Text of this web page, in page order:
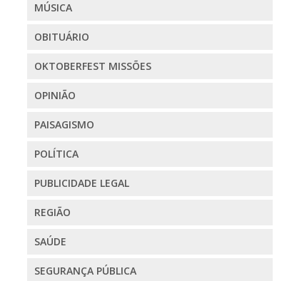
MÚSICA
OBITUÁRIO
OKTOBERFEST MISSÕES
OPINIÃO
PAISAGISMO
POLÍTICA
PUBLICIDADE LEGAL
REGIÃO
SAÚDE
SEGURANÇA PÚBLICA